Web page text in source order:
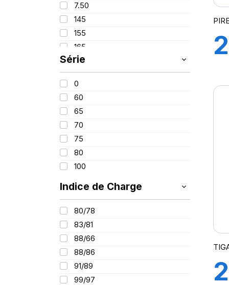
7.50
145
155
165
175
185
195
205
215
225
235
Série
0
60
65
70
75
80
100
Indice de Charge
80/78
83/81
88/66
88/86
91/89
99/97